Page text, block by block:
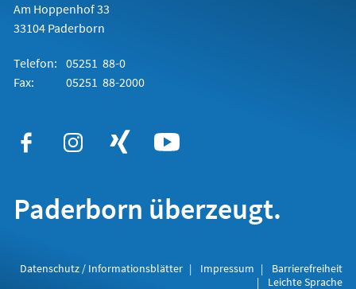
Am Hoppenhof 33
33104 Paderborn
Telefon: 05251 88-0
Fax:
05251 88-2000
Paderborn überzeugt.
Datenschutz / Informationsblätter Impressum
Barrierefreiheit
Leichte Sprache